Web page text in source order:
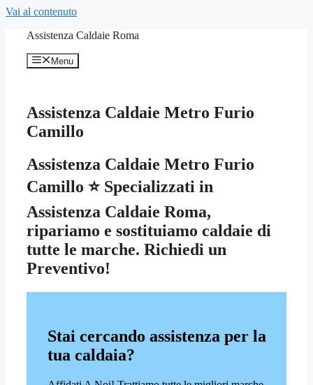
Vai al contenuto
Assistenza Caldaie Roma
Menu
Assistenza Caldaie Metro Furio
Camillo
Assistenza Caldaie Metro Furio
Camillo ⭐ Specializzati in
Assistenza Caldaie Roma,
ripariamo e sostituiamo caldaie di
tutte le marche. Richiedi un
Preventivo!
Stai cercando assistenza per la
tua caldaia?